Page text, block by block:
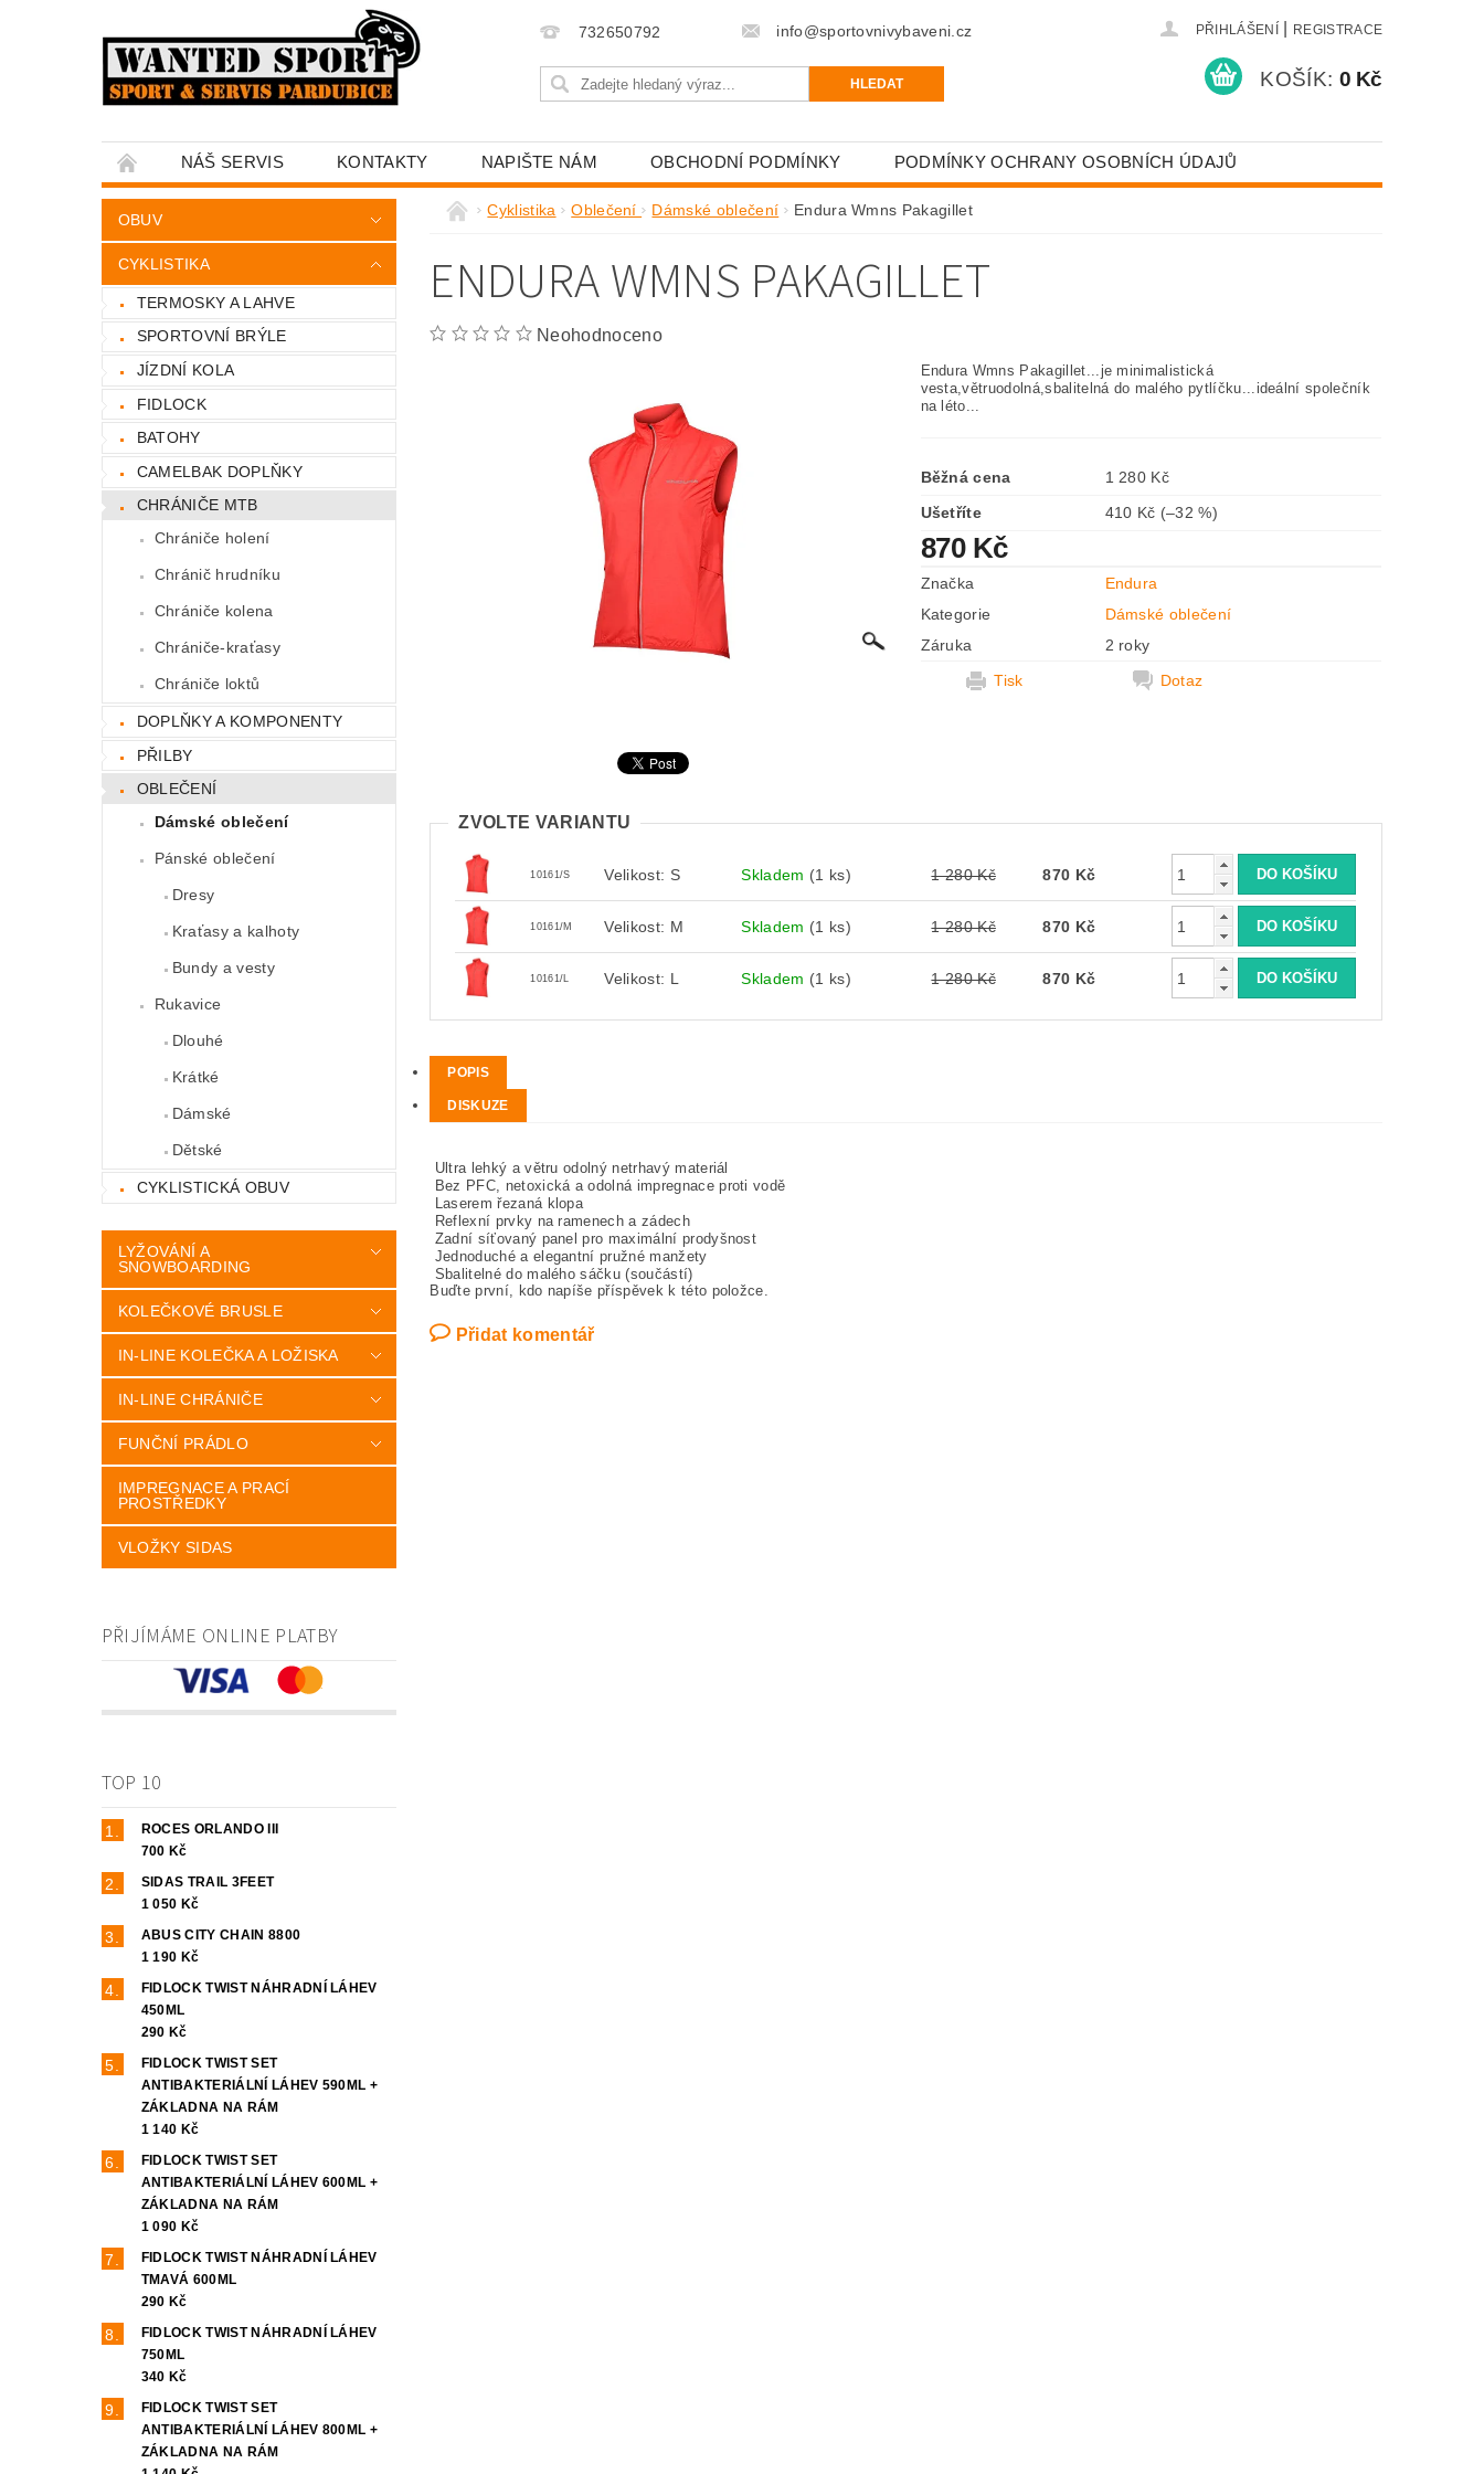
732650792 info@sportovnivybaveni.cz PŘIHLÁŠENÍ REGISTRACE
KOŠÍK: 0 Kč
NÁŠ SERVIS KONTAKTY NAPIŠTE NÁM OBCHODNÍ PODMÍNKY PODMÍNKY OCHRANY OSOBNÍCH ÚDAJŮ
OBUV
CYKLISTIKA
TERMOSKY A LAHVE
SPORTOVNÍ BRÝLE
JÍZDNÍ KOLA
FIDLOCK
BATOHY
CAMELBAK DOPLŇKY
CHRÁNIČE MTB
Chrániče holení
Chránič hrudníku
Chrániče kolena
Chrániče-kraťasy
Chrániče loktů
DOPLŇKY A KOMPONENTY
PŘILBY
OBLEČENÍ
Dámské oblečení
Pánské oblečení
Dresy
Kraťasy a kalhoty
Bundy a vesty
Rukavice
Dlouhé
Krátké
Dámské
Dětské
CYKLISTICKÁ OBUV
LYŽOVÁNÍ A
SNOWBOARDING
KOLEČKOVÉ BRUSLE
IN-LINE KOLEČKA A LOŽISKA
IN-LINE CHRÁNIČE
FUNČNÍ PRÁDLO
IMPREGNACE A PRACÍ
PROSTŘEDKY
VLOŽKY SIDAS
PŘIJÍMÁME ONLINE PLATBY
TOP 10
ROCES ORLANDO III
700 Kč
SIDAS TRAIL 3FEET
1 050 Kč
ABUS CITY CHAIN 8800
1 190 Kč
FIDLOCK TWIST NÁHRADNÍ LÁHEV
450ML
290 Kč
FIDLOCK TWIST SET
ANTIBAKTERIÁLNÍ LÁHEV 590ML +
ZÁKLADNA NA RÁM
1 140 Kč
FIDLOCK TWIST SET
ANTIBAKTERIÁLNÍ LÁHEV 600ML +
ZÁKLADNA NA RÁM
1 090 Kč
FIDLOCK TWIST NÁHRADNÍ LÁHEV
TMAVÁ 600ML
290 Kč
FIDLOCK TWIST NÁHRADNÍ LÁHEV
750ML
340 Kč
FIDLOCK TWIST SET
ANTIBAKTERIÁLNÍ LÁHEV 800ML +
ZÁKLADNA NA RÁM
Cyklistika Oblečení Dámské oblečení Endura Wmns Pakagillet
ENDURA WMNS PAKAGILLET
Neohodnoceno
Endura Wmns Pakagillet...je minimalistická
vesta,větruodolná,sbalitelná do malého pytlíčku...ideální společník
na léto...
Běžná cena
1 280 Kč
Ušetříte
410 Kč (–32 %)
870 Kč
Značka
Endura
Kategorie
Dámské oblečení
Záruka
2 roky
Tisk
Dotaz
ZVOLTE VARIANTU
10161/S Velikost: S Skladem (1 ks) 1 280 Kč 870 Kč
10161/M Velikost: M Skladem (1 ks) 1 280 Kč 870 Kč
10161/L Velikost: L Skladem (1 ks) 1 280 Kč 870 Kč
POPIS
DISKUZE
Ultra lehký a větru odolný netrhavý materiál
Bez PFC, netoxická a odolná impregnace proti vodě
Laserem řezaná klopa
Reflexní prvky na ramenech a zádech
Zadní síťovaný panel pro maximální prodyšnost
Jednoduché a elegantní pružné manžety
Sbalitelné do malého sáčku (součástí)
Buďte první, kdo napíše příspěvek k této položce.
Přidat komentář